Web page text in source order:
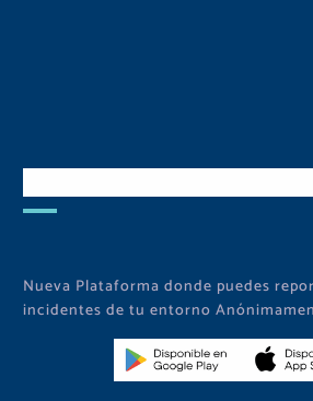
Nueva Plataforma donde puedes
incidentes de tu entorno